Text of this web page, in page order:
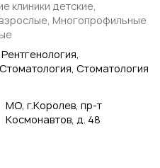
клиники детские,
Многопрофильные
Стоматология
МО, г.Королев, пр-т
Космонавтов, д. 48